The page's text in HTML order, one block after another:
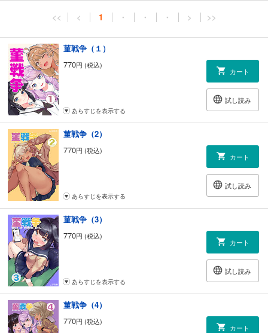
<< < 1 ・ ・ ・ > >>
菫戦争（１）
770円 (税込)
カート
試し読み
あらすじを表示する
菫戦争（2）
770円 (税込)
カート
試し読み
あらすじを表示する
菫戦争（3）
770円 (税込)
カート
試し読み
あらすじを表示する
菫戦争（4）
770円 (税込)
カート